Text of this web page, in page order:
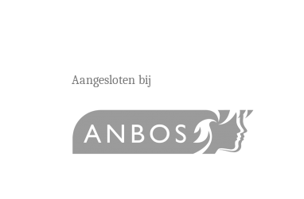
Aangesloten bij